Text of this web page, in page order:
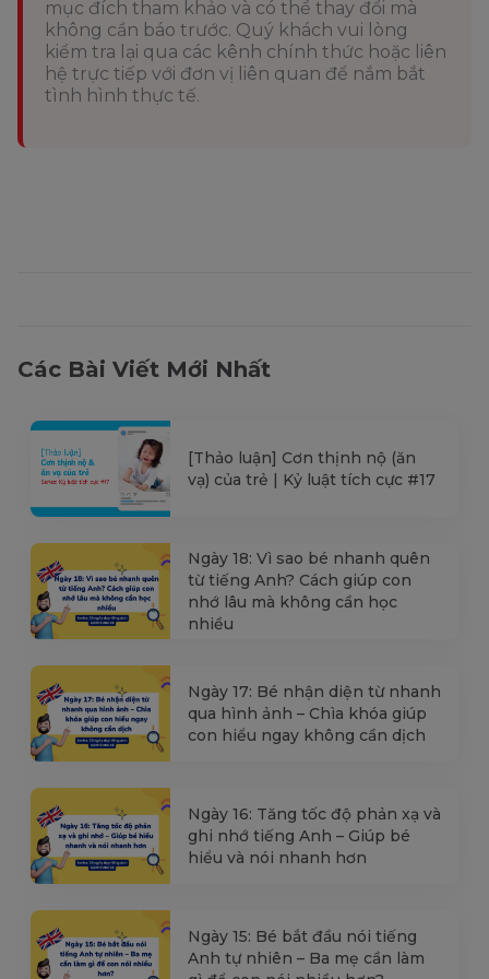
mục đích tham khảo và có thể thay đổi mà
không cần báo trước. Quý khách vui lòng
kiểm tra lại qua các kênh chính thức hoặc liên
hệ trực tiếp với đơn vị liên quan để nắm bắt
tình hình thực tế.
Các Bài Viết Mới Nhất
[Thảo luận] Cơn thịnh nộ (ăn
vạ) của trẻ | Kỷ luật tích cực #17
Ngày 18: Vì sao bé nhanh quên
từ tiếng Anh? Cách giúp con
nhớ lâu mà không cần học
nhiều
Ngày 17: Bé nhận diện từ nhanh
qua hình ảnh – Chìa khóa giúp
con hiểu ngay không cần dịch
Ngày 16: Tăng tốc độ phản xạ và
ghi nhớ tiếng Anh – Giúp bé
hiểu và nói nhanh hơn
Ngày 15: Bé bắt đầu nói tiếng
Anh tự nhiên – Ba mẹ cần làm